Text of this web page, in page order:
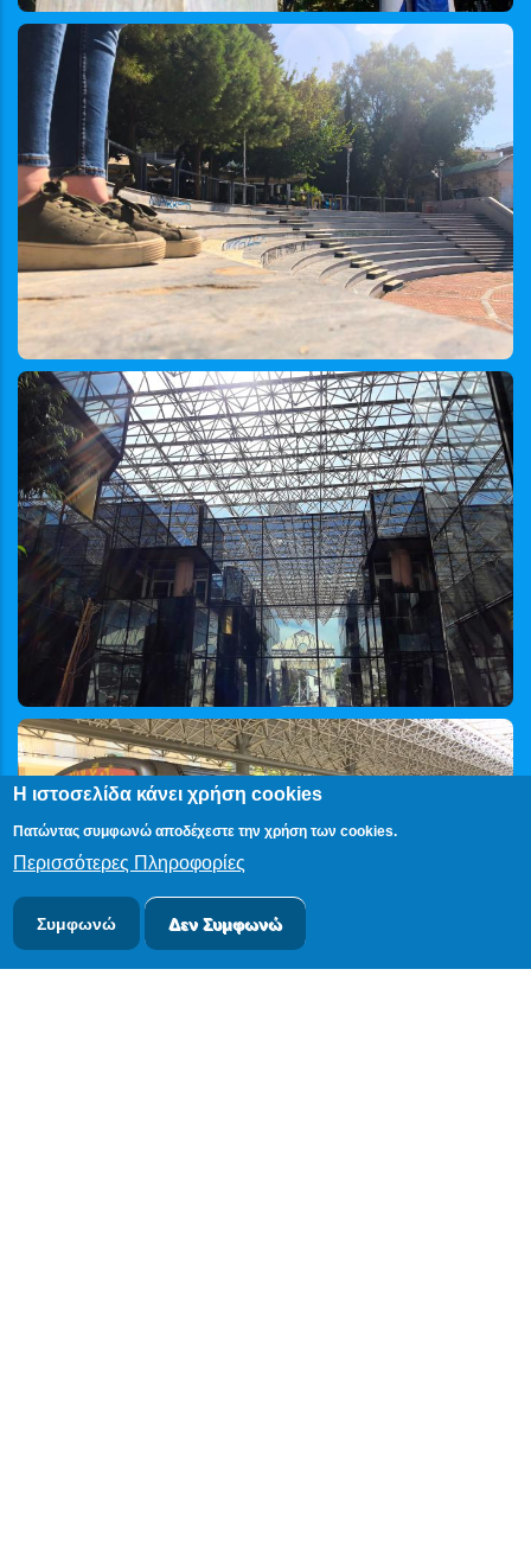
Η ιστοσελίδα κάνει χρήση cookies
Πατώντας συμφωνώ αποδέχεστε την χρήση των cookies.
Περισσότερες Πληροφορίες
Συμφωνώ Δεν Συμφωνώ